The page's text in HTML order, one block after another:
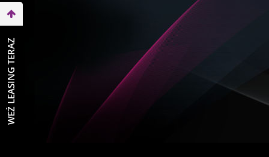
WEŹ LEASING TERAZ